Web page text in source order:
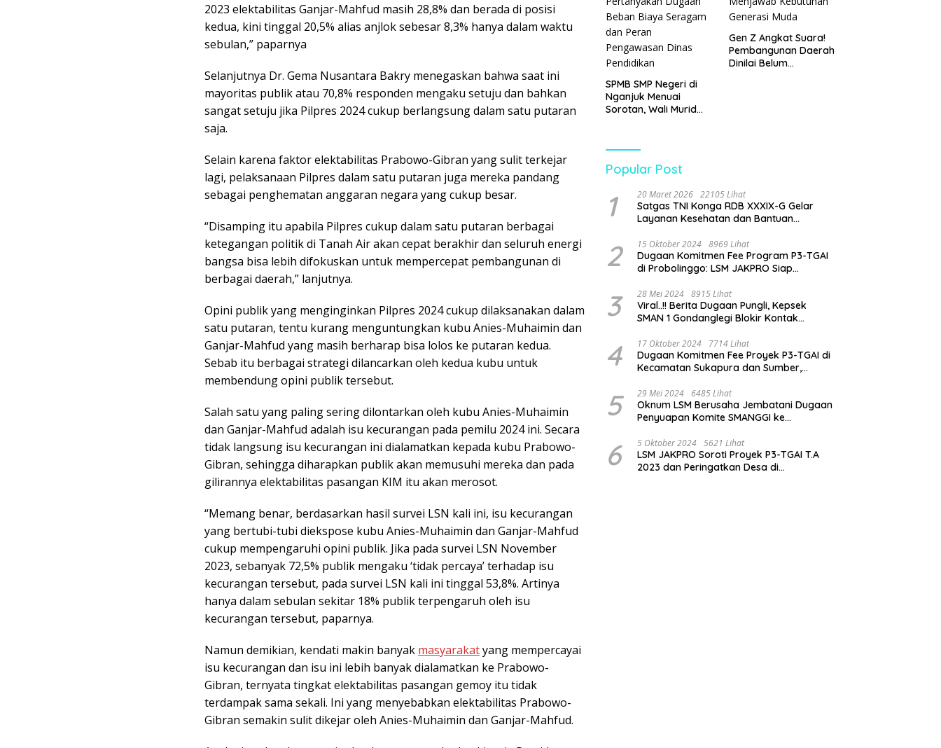
2023 elektabilitas Ganjar-Mahfud masih 28,8% dan berada di posisi
kedua, kini tinggal 20,5% alias anjlok sebesar 8,3% hanya dalam waktu
sebulan,” paparnya
Selanjutnya Dr. Gema Nusantara Bakry menegaskan bahwa saat ini
mayoritas publik atau 70,8% responden mengaku setuju dan bahkan
sangat setuju jika Pilpres 2024 cukup berlangsung dalam satu putaran
saja.
Selain karena faktor elektabilitas Prabowo-Gibran yang sulit terkejar
lagi, pelaksanaan Pilpres dalam satu putaran juga mereka pandang
sebagai penghematan anggaran negara yang cukup besar.
“Disamping itu apabila Pilpres cukup dalam satu putaran berbagai
ketegangan politik di Tanah Air akan cepat berakhir dan seluruh energi
bangsa bisa lebih difokuskan untuk mempercepat pembangunan di
berbagai daerah,” lanjutnya.
Opini publik yang menginginkan Pilpres 2024 cukup dilaksanakan dalam
satu putaran, tentu kurang menguntungkan kubu Anies-Muhaimin dan
Ganjar-Mahfud yang masih berharap bisa lolos ke putaran kedua.
Sebab itu berbagai strategi dilancarkan oleh kedua kubu untuk
membendung opini publik tersebut.
Salah satu yang paling sering dilontarkan oleh kubu Anies-Muhaimin
dan Ganjar-Mahfud adalah isu kecurangan pada pemilu 2024 ini. Secara
tidak langsung isu kecurangan ini dialamatkan kepada kubu Prabowo-
Gibran, sehingga diharapkan publik akan memusuhi mereka dan pada
gilirannya elektabilitas pasangan KIM itu akan merosot.
“Memang benar, berdasarkan hasil survei LSN kali ini, isu kecurangan
yang bertubi-tubi diekspose kubu Anies-Muhaimin dan Ganjar-Mahfud
cukup mempengaruhi opini publik. Jika pada survei LSN November
2023, sebanyak 72,5% publik mengaku ‘tidak percaya’ terhadap isu
kecurangan tersebut, pada survei LSN kali ini tinggal 53,8%. Artinya
hanya dalam sebulan sekitar 18% publik terpengaruh oleh isu
kecurangan tersebut, paparnya.
Namun demikian, kendati makin banyak masyarakatyang mempercayai
isu kecurangan dan isu ini lebih banyak dialamatkan ke Prabowo-
Gibran, ternyata tingkat elektabilitas pasangan gemoy itu tidak
terdampak sama sekali. Ini yang menyebabkan elektabilitas Prabowo-
Gibran semakin sulit dikejar oleh Anies-Muhaimin dan Ganjar-Mahfud.
SPMB SMP Negeri di
Nganjuk Menuai
Sorotan, Wali Murid
dan Peran
Pendidikan
Gen Z Angkat Suara!
Pembangunan Daerah
Dinilai Belum
Popular Post
1 20 Maret 2026 22105 Lihat
Satgas TNI Konga RDB XXXIX-G Gelar
Layanan Kesehatan dan Bantuan
2 15 Oktober 2024 8969 Lihat
Dugaan Komitmen Fee Program P3-TGAI
di Probolinggo: LSM JAKPRO Siap
3 28 Mei 2024 8915 Lihat
Viral..!! Berita Dugaan Pungli, Kepsek
SMAN 1 Gondanglegi Blokir Kontak
4 17 Oktober 2024 7714 Lihat
Dugaan Komitmen Fee Proyek P3-TGAI di
Kecamatan Sukapura dan Sumber,
Sikap
5 29 Mei 2024 6485 Lihat
Oknum LSM Berusaha Jembatani Dugaan
Penyuapan Komite SMANGGI ke
Juta
6 5 Oktober 2024 5621 Lihat
LSM JAKPRO Soroti Proyek P3-TGAI T.A
2023 dan Peringatkan Desa di